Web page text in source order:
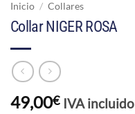
Inicio / Collares
Collar NIGER ROSA
49,00€ IVA incluido